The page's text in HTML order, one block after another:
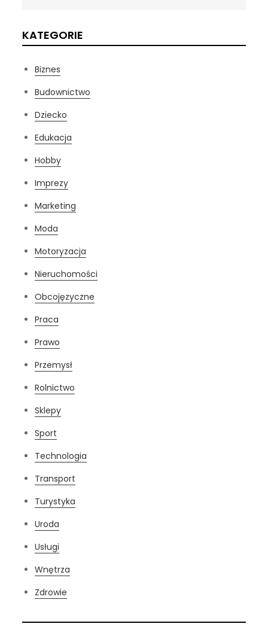
KATEGORIE
Biznes
Budownictwo
Dziecko
Edukacja
Hobby
Imprezy
Marketing
Moda
Motoryzacja
Nieruchomości
Obcojęzyczne
Praca
Prawo
Przemysł
Rolnictwo
Sklepy
Sport
Technologia
Transport
Turystyka
Uroda
Usługi
Wnętrza
Zdrowie